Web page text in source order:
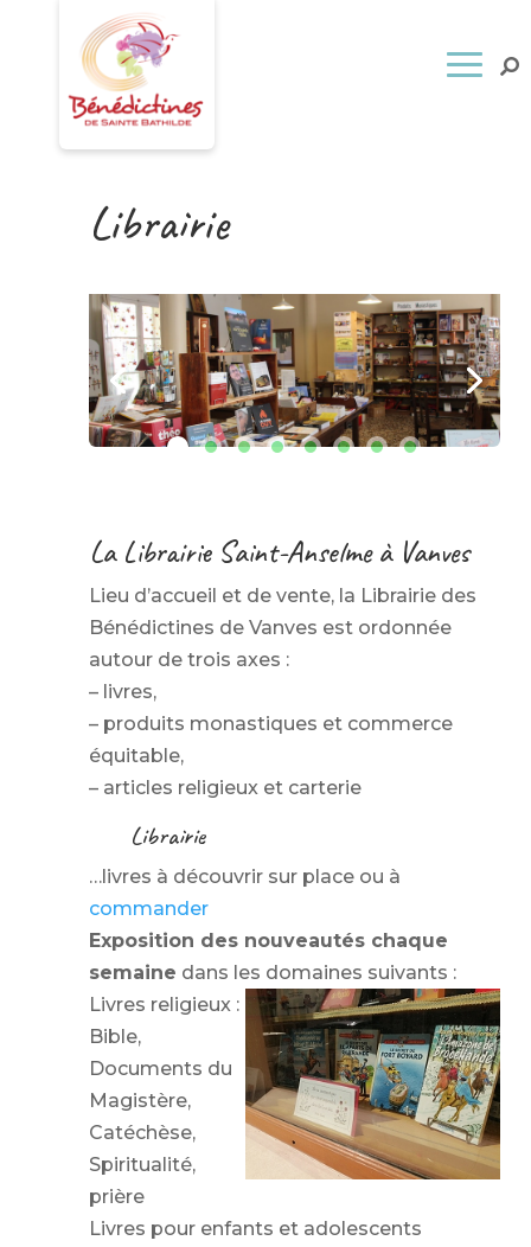
Librairie
La Librairie Saint-Anselme à Vanves
Lieu d’accueil et de vente, la Librairie des
Bénédictines de Vanves est ordonnée
autour de trois axes :
– livres,
– produits monastiques et commerce
équitable,
– articles religieux et carterie
Librairie
…livres à découvrir sur place ou à
commander
Exposition des nouveautés chaque
semaine dans les domaines suivants :
Livres religieux :
Bible,
Documents du
Magistère,
Catéchèse,
Spiritualité,
prière
Livres pour enfants et adolescents